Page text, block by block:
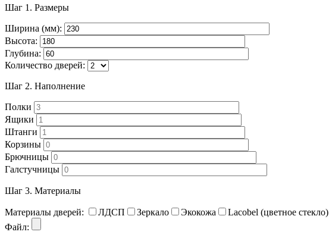
Шаг 1. Размеры
Ширина (мм):
Высота:
Глубина:
Количество дверей:
Шаг 2. Наполнение
Полки
Ящики
Штанги
Корзины
Брючницы
Галстучницы
Шаг 3. Материалы
Материалы дверей: ЛДСП Зеркало Экокожа Lacobel (цветное стекло)
Файл: